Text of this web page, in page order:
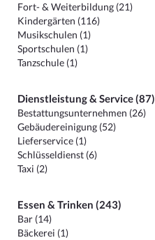
Fort- & Weiterbildung (21)
Kindergärten (116)
Musikschulen (1)
Sportschulen (1)
Tanzschule (1)
Dienstleistung & Service (87)
Bestattungsunternehmen (26)
Gebäudereinigung (52)
Lieferservice (1)
Schlüsseldienst (6)
Taxi (2)
Essen & Trinken (243)
Bar (14)
Bäckerei (1)